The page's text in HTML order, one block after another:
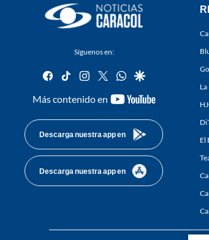
Síguenos en:
facebook
tiktok instagram
twitterwhatsapp
google
Más contenido en
youtube-
Descarga nuestra app en
Descarga nuestra app en
El